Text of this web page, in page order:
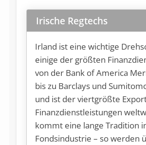
Irische Regtechs
Ir­land ist ei­ne wich­ti­ge
ei­ni­ge der grö­ß­ten
von der Bank of Ame­ri­ca
bis zu Bar­clays und
und ist der viert­grö­ß­te
Fi­nanz­dienst­leis­tun­gen
kommt ei­ne lan­ge Tra­di­ti­on
Fonds­in­dus­trie – so wer­den